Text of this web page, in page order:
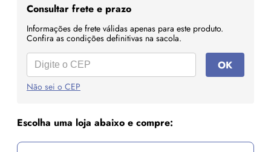
Consultar frete e prazo
Informações de frete válidas apenas para este produto.
Confira as condições definitivas na sacola.
OK
Não sei o CEP
Escolha uma loja abaixo e compre: